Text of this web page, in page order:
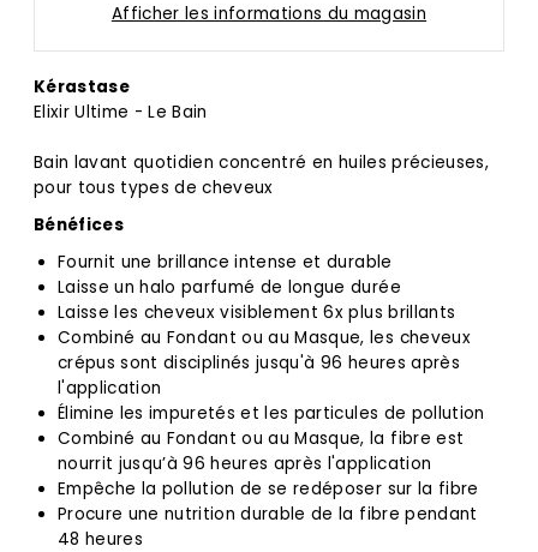
Afficher les informations du magasin
Kérastase
Elixir Ultime - Le Bain
Bain lavant quotidien concentré en huiles précieuses,
pour tous types de cheveux
Bénéfices
Fournit une brillance intense et durable
Laisse un halo parfumé de longue durée
Laisse les cheveux visiblement 6x plus brillants
Combiné au Fondant ou au Masque, les cheveux
crépus sont disciplinés jusqu'à 96 heures après
l'application
Élimine les impuretés et les particules de pollution
Combiné au Fondant ou au Masque, la fibre est
nourrit jusqu’à 96 heures après l'application
Empêche la pollution de se redéposer sur la fibre
Procure une nutrition durable de la fibre pendant
48 heures